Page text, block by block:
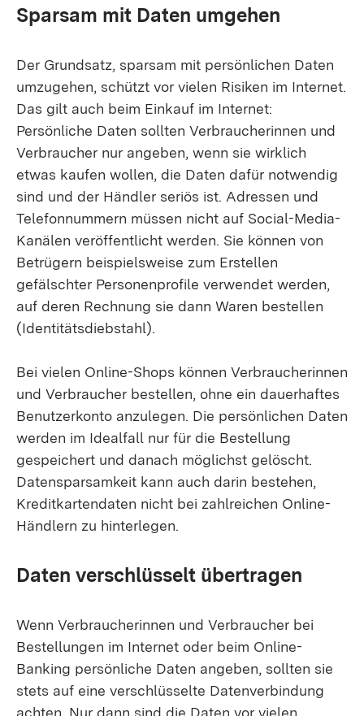
Sparsam mit Daten umgehen
Der Grundsatz, sparsam mit persönlichen Daten
umzugehen, schützt vor vielen Risiken im Internet.
Das gilt auch beim Einkauf im Internet:
Persönliche Daten sollten Verbraucherinnen und
Verbraucher nur angeben, wenn sie wirklich
etwas kaufen wollen, die Daten dafür notwendig
sind und der Händler seriös ist. Adressen und
Telefonnummern müssen nicht auf Social-Media-
Kanälen veröffentlicht werden. Sie können von
Betrügern beispielsweise zum Erstellen
gefälschter Personenprofile verwendet werden,
auf deren Rechnung sie dann Waren bestellen
(Identitätsdiebstahl).
Bei vielen Online-Shops können Verbraucherinnen
und Verbraucher bestellen, ohne ein dauerhaftes
Benutzerkonto anzulegen. Die persönlichen Daten
werden im Idealfall nur für die Bestellung
gespeichert und danach möglichst gelöscht.
Datensparsamkeit kann auch darin bestehen,
Kreditkartendaten nicht bei zahlreichen Online-
Händlern zu hinterlegen.
Daten verschlüsselt übertragen
Wenn Verbraucherinnen und Verbraucher bei
Bestellungen im Internet oder beim Online-
Banking persönliche Daten angeben, sollten sie
stets auf eine verschlüsselte Datenverbindung
achten. Nur dann sind die Daten vor vielen